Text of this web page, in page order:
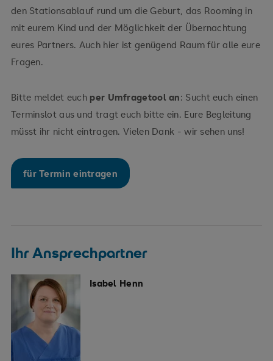
den Stationsablauf rund um die Geburt, das Rooming in
mit eurem Kind und der Möglichkeit der Übernachtung
eures Partners. Auch hier ist genügend Raum für alle eure
Fragen.
Bitte meldet euch per Umfragetool an: Sucht euch einen
Terminslot aus und tragt euch bitte ein. Eure Begleitung
müsst ihr nicht eintragen. Vielen Dank - wir sehen uns!
für Termin eintragen
Ihr Ansprechpartner
Isabel Henn